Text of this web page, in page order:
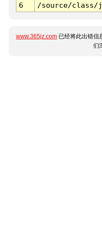
6
/source/class/
www.365jz.com 已经将此出错信
们